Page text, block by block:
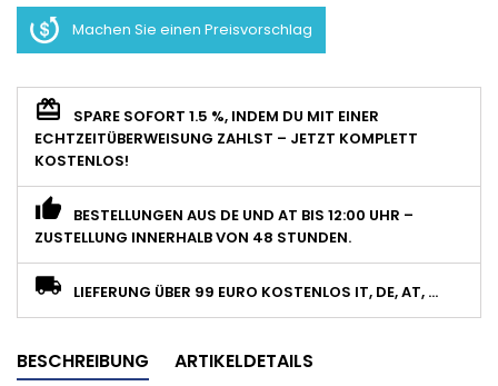
Machen Sie einen Preisvorschlag
SPARE SOFORT 1.5 %, INDEM DU MIT EINER
ECHTZEITÜBERWEISUNG ZAHLST – JETZT KOMPLETT
KOSTENLOS!
BESTELLUNGEN AUS DE UND AT BIS 12:00 UHR –
ZUSTELLUNG INNERHALB VON 48 STUNDEN.
LIEFERUNG ÜBER 99 EURO KOSTENLOS IT, DE, AT, ...
BESCHREIBUNG
ARTIKELDETAILS